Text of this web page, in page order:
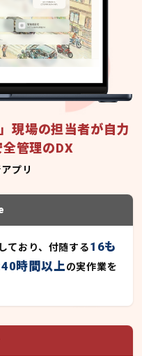
現場の担当者が自力
管理のDX
プリ
ており、付随する16も
時間以上の実作業を